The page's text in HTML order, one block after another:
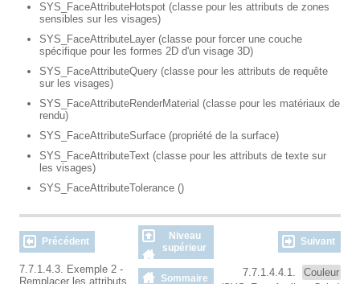
SYS_FaceAttributeHotspot (classe pour les attributs de zones
sensibles sur les visages)
SYS_FaceAttributeLayer (classe pour forcer une couche
spécifique pour les formes 2D d'un visage 3D)
SYS_FaceAttributeQuery (classe pour les attributs de requête
sur les visages)
SYS_FaceAttributeRenderMaterial (classe pour les matériaux de
rendu)
SYS_FaceAttributeSurface (propriété de la surface)
SYS_FaceAttributeText (classe pour les attributs de texte sur
les visages)
SYS_FaceAttributeTolerance ()
Précédent
Niveau
supérieur
Suivant
7.7.1.4.3. Exemple 2 -
Remplacer les attributs
Sommaire 7.7.1.4.4.1.
Couleur